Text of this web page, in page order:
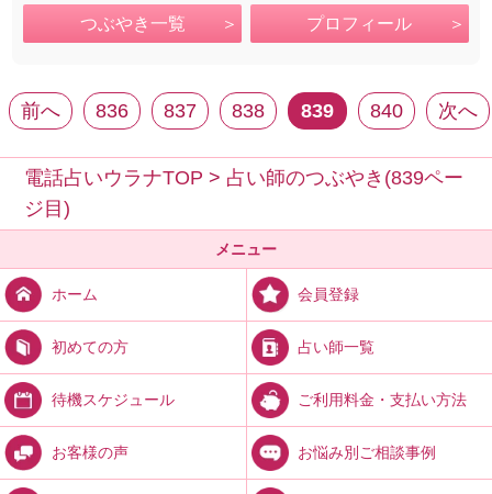
つぶやき一覧 プロフィール
前へ 836 837 838 839 840 次へ
電話占いウラナTOP > 占い師のつぶやき(839ペー
ジ目)
メニュー
ホーム 会員登録
初めての方 占い師一覧
待機スケジュール ご利用料金・支払い方法
お客様の声 お悩み別ご相談事例